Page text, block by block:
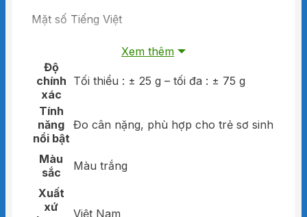
Mặt số Tiếng Việt
• Kiểm định xuất xưởng theo
• Cân được sản xuất và kiểm soát dưới hệ thống
lượng theo tiêu chuẩn ISO-9001
• Dùng để cân bé sơ sinh
• Vỏ hộp cân và giá đỡ đĩa cân được sơn tĩnh điện.
• Hai bên mặt hông có dập nổi chữ Nhơn Hoà
• Vỏ sắt sơn tĩnh điện
Xem thêm
Độ
chính
xác
Tối thiểu : ± 25 g – tối đa : ± 75 g
Tính
năng
nổi bật
Đo cân nặng, phù hợp cho trẻ sơ sinh
Màu
sắc
Màu trắng
Xuất
xứ
Việt Nam